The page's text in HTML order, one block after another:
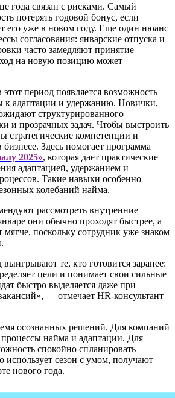
года связан с рисками. Самый
потерять годовой бонус, если
его уже в новом году. Еще один нюанс
согласования: январские отпуска и
часто замедляют принятие
на новую позицию может
период появляется возможность
к адаптации и удержанию. Новички,
структурированного
и прозрачных задач. Чтобы выстроить
стратегические компетенции и
Здесь помогает программа
2025», которая дает практические
адаптацией, удержанием и
Такие навыки особенно
колебаний найма.
рассмотреть внутренние
они обычно проходят быстрее, а
мягче, поскольку сотрудник уже знаком
те, кто готовится заранее:
цели и понимает свои сильные
быстро выделяется даже при
— отмечает HR-консультант
осознанных решений. Для компаний
найма и адаптации. Для
спокойно спланировать
использует сезон с умом, получают
нового года.